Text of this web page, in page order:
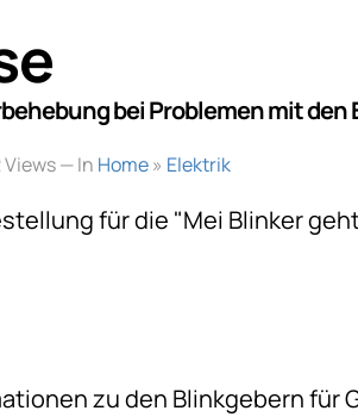
bei Problemen mit den
— In Home» Elektrik
für die "Mei Blinker
zu den Blinkgebern für